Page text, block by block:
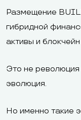
Размещение
гибридной
активы и
Это не
эволюция.
Но именно такие